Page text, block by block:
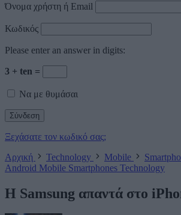
Όνομα χρήστη ή Email
Κωδικός
Please enter an answer in digits:
3 + ten =
Να με θυμάσαι
Ξεχάσατε τον κωδικό σας;
Αρχική
Technology Mobile
Android Mobile Smartphones Technology
Η Samsung απαντά στο